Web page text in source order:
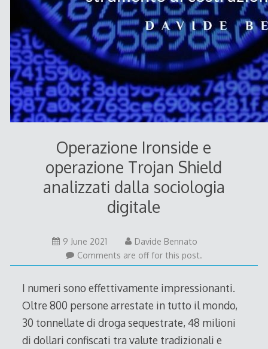
Operazione Ironside e
operazione Trojan Shield
analizzati dalla sociologia
digitale
9 June 2021
Davide Bennato
Comments are off for this post.
I numeri sono effettivamente impressionanti.
Oltre 800 persone arrestate in tutto il mondo,
30 tonnellate di droga sequestrate, 48 milioni
di dollari confiscati tra valute tradizionali e